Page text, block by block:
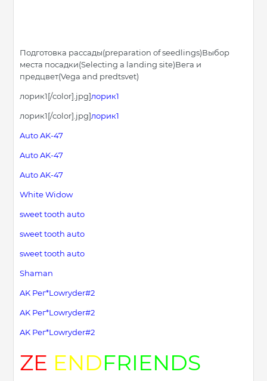
Подготовка рассады(preparation of seedlings)Выбор
места посадки(Selecting a landing site)Вега и
предцвет(Vega and predtsvet)
лорик1[/color].jpg]лорик1
лорик1[/color].jpg]лорик1
Auto AK-47
Auto AK-47
Auto AK-47
White Widow
sweet tooth auto
sweet tooth auto
sweet tooth auto
Shaman
AK Рег*Lowryder#2
AK Рег*Lowryder#2
AK Рег*Lowryder#2
ZE ENDFRIENDS